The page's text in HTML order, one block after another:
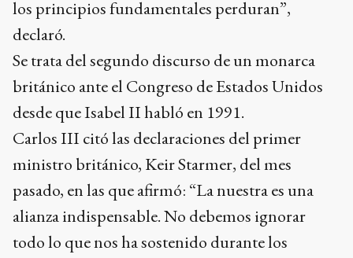
los principios fundamentales perduran”,
declaró.
Se trata del segundo discurso de un monarca
británico ante el Congreso de Estados Unidos
desde que Isabel II habló en 1991.
Carlos III citó las declaraciones del primer
ministro británico, Keir Starmer, del mes
pasado, en las que afirmó: “La nuestra es una
alianza indispensable. No debemos ignorar
todo lo que nos ha sostenido durante los